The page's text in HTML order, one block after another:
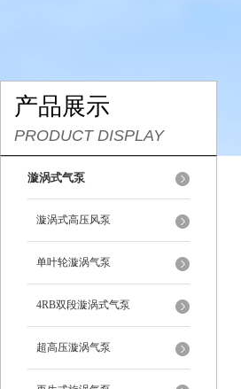
产品展示
PRODUCT DISPLAY
漩涡式气泵
漩涡式高压风泵
单叶轮漩涡气泵
4RB双段漩涡式气泵
超高压漩涡气泵